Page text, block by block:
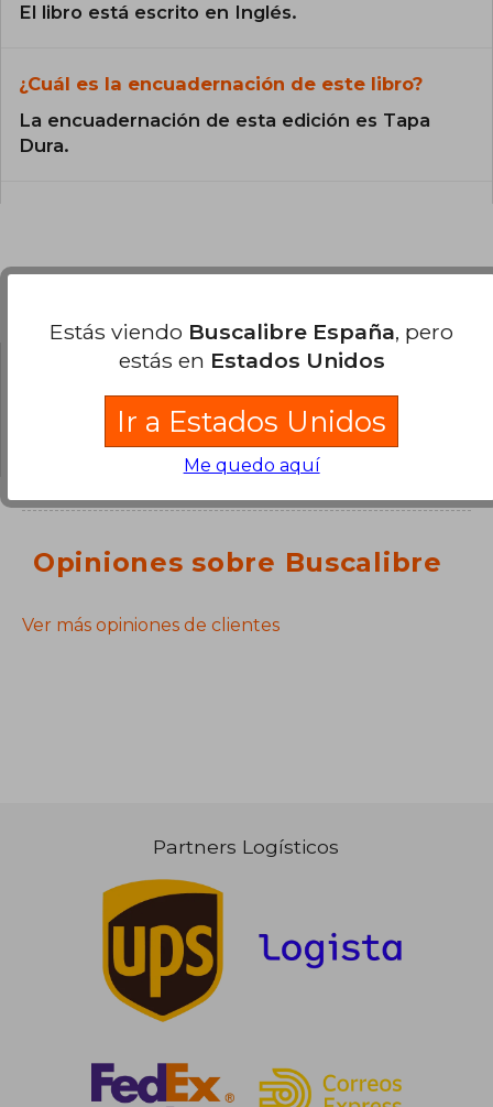
El libro está escrito en Inglés.
¿Cuál es la encuadernación de este libro?
La encuadernación de esta edición es Tapa
Dura.
¿Tienes una pregunta sobre el libro?Inicia
para poder agregar tu propia pregunta.
Opiniones sobre Buscalibre
Ver más opiniones de clientes
Partners Logísticos
Estás viendo Buscalibre España, pero
estás en Estados Unidos
Ir a Estados Unidos
Me quedo aquí